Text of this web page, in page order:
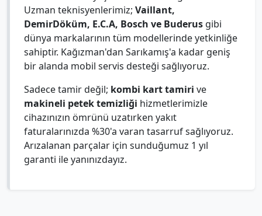
Uzman teknisyenlerimiz; Vaillant,
DemirDöküm, E.C.A, Bosch ve Buderus gibi
dünya markalarının tüm modellerinde yetkinliğe
sahiptir. Kağızman'dan Sarıkamış'a kadar geniş
bir alanda mobil servis desteği sağlıyoruz.
Sadece tamir değil; kombi kart tamiri ve
makineli petek temizliği hizmetlerimizle
cihazınızın ömrünü uzatırken yakıt
faturalarınızda %30'a varan tasarruf sağlıyoruz.
Arızalanan parçalar için sunduğumuz 1 yıl
garanti ile yanınızdayız.